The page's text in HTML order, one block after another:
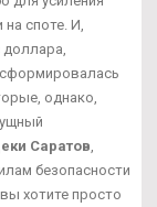
споте. И,
сформировалась
однако,
Саратов
безопасности
хотите просто